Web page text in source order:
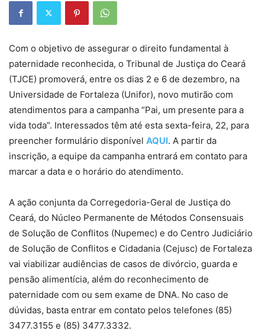
Com o objetivo de assegurar o direito fundamental à
paternidade reconhecida, o Tribunal de Justiça do Ceará
(TJCE) promoverá, entre os dias 2 e 6 de dezembro, na
Universidade de Fortaleza (Unifor), novo mutirão com
atendimentos para a campanha “Pai, um presente para a
vida toda”. Interessados têm até esta sexta-feira, 22, para
preencher formulário disponível AQUI. A partir da
inscrição, a equipe da campanha entrará em contato para
marcar a data e o horário do atendimento.
A ação conjunta da Corregedoria-Geral de Justiça do
Ceará, do Núcleo Permanente de Métodos Consensuais
de Solução de Conflitos (Nupemec) e do Centro Judiciário
de Solução de Conflitos e Cidadania (Cejusc) de Fortaleza
vai viabilizar audiências de casos de divórcio, guarda e
pensão alimentícia, além do reconhecimento de
paternidade com ou sem exame de DNA. No caso de
dúvidas, basta entrar em contato pelos telefones (85)
3477.3155 e (85) 3477.3332.